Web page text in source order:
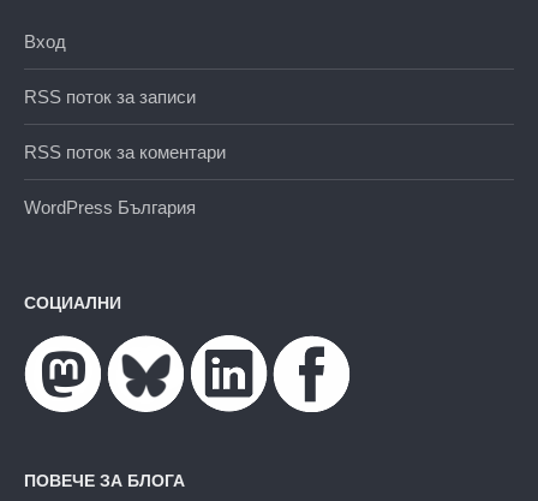
Вход
RSS поток за записи
RSS поток за коментари
WordPress България
СОЦИАЛНИ
ПОВЕЧЕ ЗА БЛОГА